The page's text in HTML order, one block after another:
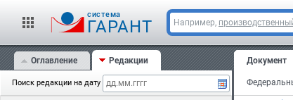
cистема
ГАРАНТ Например,
Оглавление Редакции
Поиск редакции на дату
с изм.
N 564-Ф3 от 30.11.2023
151
с 23.03.2024
с изм.
N 61-Ф3 от 23.03.2024
150
с 12.03.2024
Документ